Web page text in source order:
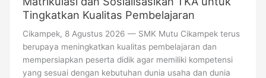
Tingkatkan Kualitas Pembelajaran
Cikampek, 8 Agustus 2026 — SMK Mutu Cikampek terus
berupaya meningkatkan kualitas pembelajaran dan
mempersiapkan peserta didik agar memiliki kompetensi
yang sesuai dengan kebutuhan dunia usaha dan dunia